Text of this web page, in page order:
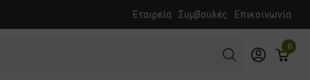
Εταιρεία Συμβουλές Επικοινωνία
0